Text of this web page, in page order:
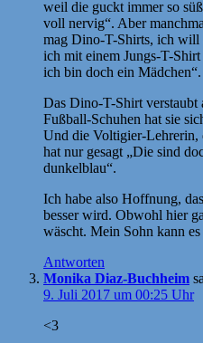
weil die guckt immer so
voll nervig“. Aber
mag Dino-T-Shirts, ich will
ich mit einem Jungs-T-
ich bin doch ein Mädchen“.
Das Dino-T-Shirt
Fußball-Schuhen hat sie
Und die Voltigier-Lehrerin,
hat nur gesagt „Die sind
dunkelblau“.
Ich habe also Hoffnung,
besser wird. Obwohl hier
wäscht. Mein Sohn kann
Antworten
Monika Diaz-Buchheim
9. Juli 2017 um 00:25 Uhr
<3